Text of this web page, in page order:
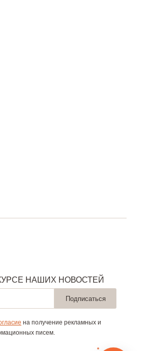
НАШИХ НОВОСТЕЙ
Подписаться
на получение рекламных и
писем.